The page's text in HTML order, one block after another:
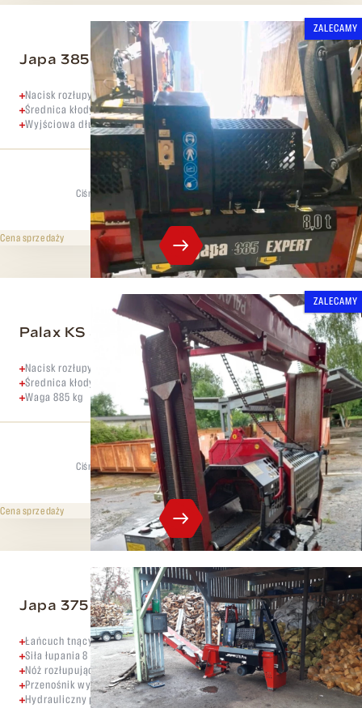
ZALECAMY
Japa 385 PRO+
Nacisk rozłupywania 8 ton
Średnica kłody do 38 cm
Wyjściowa długość transportowa, szerokość 420/30 cm
Ciśnienie rozdzielające
Maks. średnica
38 cm
365 000 CZK bez VAT
Cena sprzedaży
ZALECAMY
Palax KS 35 S
Nacisk rozłupywania 8 ton
Średnica kłody do 38 cm
Waga 885 kg
Ciśnienie rozdzielające
8 t
Maks. średnica
38 cm
259 000 CZK bez VAT
Cena sprzedaży
Japa 375 PRO
Łańcuch tnący 15" 3/8".
Siła łupania 8 ton
Nóż rozłupujący 2/4
Przenośnik wyjściowy 4,2 metra
Hydrauliczny przenośnik podający